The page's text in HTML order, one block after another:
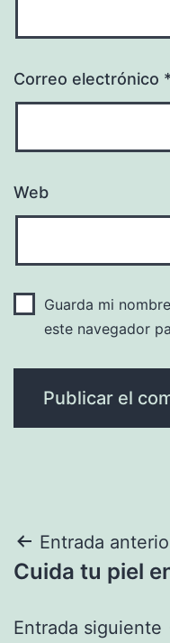
Correo electrónico *
Web
Guarda mi
este navegador
de
entradas
Entrada
Cuida tu piel
Entrada siguiente